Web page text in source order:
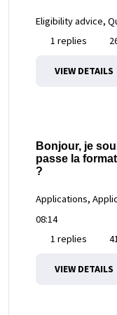
Eligibility advice,
1 replies
VIEW DETAILS
Bonjour, je
passe la
?
Applications,
08:14
1 replies
VIEW DETAILS